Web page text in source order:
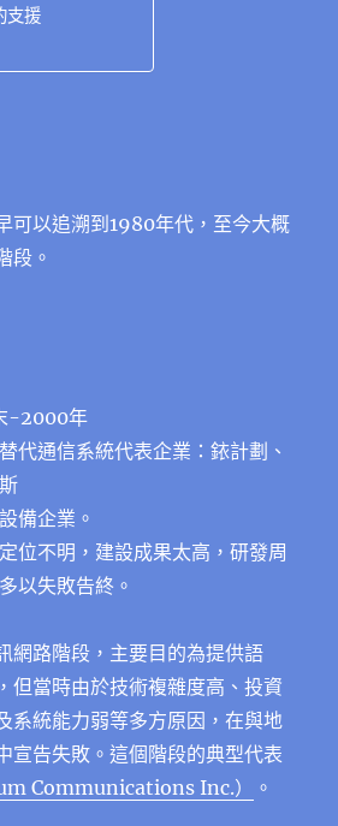
支援
可以追溯到1980年代，至今大概
段。
-2000年
代通信系統代表企業：銥計劃、
備企業。
位不明，建設成果太高，研發周
以失敗告終。
網路階段，主要目的為提供語
但當時由於技術複雜度高、投資
系統能力弱等多方原因，在與地
宣告失敗。這個階段的典型代表
Communications Inc.） 。